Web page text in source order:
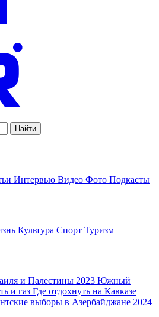
Найти
Интервью Видео Фото Подкасты
Культура Спорт Туризм
и Палестины 2023 Южный
и газ Где отдохнуть на Кавказе
выборы в Азербайджане 2024